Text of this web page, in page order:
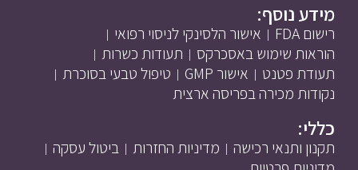
מידע נוסף:
רישום FDA
אישור הלסינקי לניסוי רפואי
הוראות שימוש באסכרקס
תעודות כשרות
תעודת פטנט
אישור GMP
טיפול טבעי בסוכרת
נקודות מכירה בפריסה ארצית
כללי:
תקנון ותנאי רכישה מדיניות החזרות
ביטול עסקה